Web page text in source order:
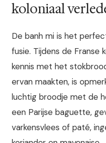
koloniaal
De banh mi is het
fusie. Tijdens de Franse
kennis met het
ervan maakten, is
luchtig broodje met de
een Parijse baguette,
varkensvlees of paté,